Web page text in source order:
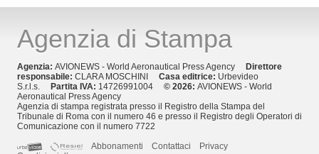
Agenzia di Stampa
Agenzia: AVIONEWS - World Aeronautical Press Agency Direttore
responsabile: CLARA MOSCHINI Casa editrice: Urbevideo
S.r.l.s. Partita IVA: 14726991004 © 2026: AVIONEWS - World
Aeronautical Press Agency
Agenzia di stampa registrata presso il Registro della Stampa del
Tribunale di Roma con il numero 46 e presso il Registro degli Operatori di
Comunicazione con il numero 7722
Abbonamenti
Contattaci
Privacy